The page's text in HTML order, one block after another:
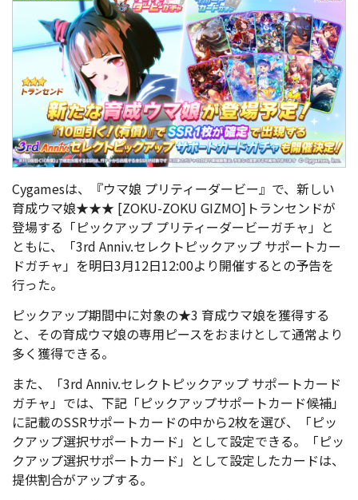
Cygamesは、『ウマ娘 プリティーダービー』で、新しい
育成ウマ娘★★★ [ZOKU-ZOKU GIZMO]トランセンドが
登場する「ピックアップ プリティーダービーガチャ」と
ともに、「3rd Anniv.セレクトピックアップ サポートカー
ドガチャ」を明日3月12日12:00より開催するとの予告を
行った。
ピックアップ期間中に対象の★3 育成ウマ娘を獲得する
と、その育成ウマ娘の専用ピースをおまけとして通常より
多く獲得できる。
また、「3rd Anniv.セレクトピックアップ サポートカード
ガチャ」では、下記「ピックアップサポートカード候補」
に記載のSSRサポートカードの中から2枚を選び、「ピッ
クアップ選択サポートカード」として設定できる。「ピッ
クアップ選択サポートカード」として設定したカードは、
提供割合がアップする。